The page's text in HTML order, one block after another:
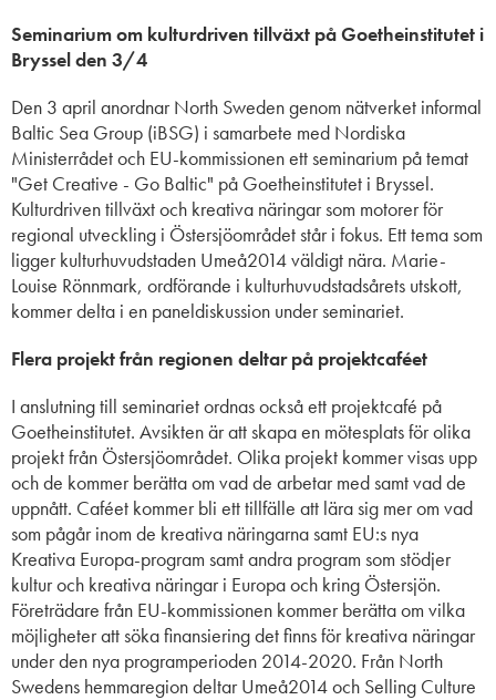
Seminarium om kulturdriven tillväxt på Goetheinstitutet i
Bryssel den 3/4
Den 3 april anordnar North Sweden genom nätverket informal
Baltic Sea Group (iBSG) i samarbete med Nordiska
Ministerrådet och EU-kommissionen ett seminarium på temat
"Get Creative - Go Baltic" på Goetheinstitutet i Bryssel.
Kulturdriven tillväxt och kreativa näringar som motorer för
regional utveckling i Östersjöområdet står i fokus. Ett tema som
ligger kulturhuvudstaden Umeå2014 väldigt nära. Marie-
Louise Rönnmark, ordförande i kulturhuvudstadsårets utskott,
kommer delta i en paneldiskussion under seminariet.
Flera projekt från regionen deltar på projektcaféet
I anslutning till seminariet ordnas också ett projektcafé på
Goetheinstitutet. Avsikten är att skapa en mötesplats för olika
projekt från Östersjöområdet. Olika projekt kommer visas upp
och de kommer berätta om vad de arbetar med samt vad de
uppnått. Caféet kommer bli ett tillfälle att lära sig mer om vad
som pågår inom de kreativa näringarna samt EU:s nya
Kreativa Europa-program samt andra program som stödjer
kultur och kreativa näringar i Europa och kring Östersjön.
Företrädare från EU-kommissionen kommer berätta om vilka
möjligheter att söka finansiering det finns för kreativa näringar
under den nya programperioden 2014-2020. Från North
Swedens hemmaregion deltar Umeå2014 och Selling Culture